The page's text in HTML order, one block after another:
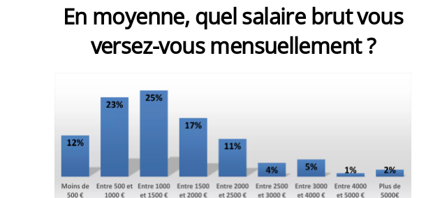
En moyenne, quel salaire brut vous
versez-vous mensuellement ?